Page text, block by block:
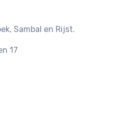
Sambal en Rijst.
17